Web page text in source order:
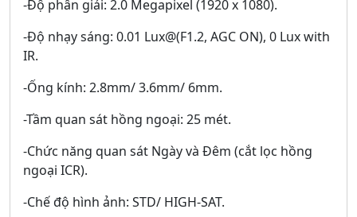
-Độ phân giải: 2.0 Megapixel (1920 x 1080).
-Độ nhạy sáng: 0.01 Lux@(F1.2, AGC ON), 0 Lux with
IR.
-Ống kính: 2.8mm/ 3.6mm/ 6mm.
-Tầm quan sát hồng ngoại: 25 mét.
-Chức năng quan sát Ngày và Đêm (cắt lọc hồng
ngoại ICR).
-Chế độ hình ảnh: STD/ HIGH-SAT.